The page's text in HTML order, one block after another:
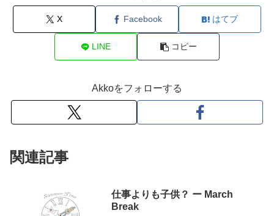
X Facebook はてブ
LINE コピー
Akkoをフォローする
関連記事
仕事よりも子供？ ー March
Break